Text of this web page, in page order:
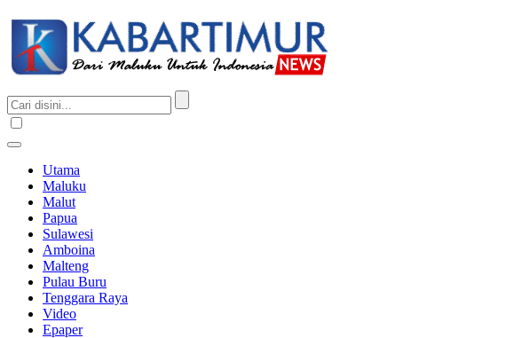
Utama
Maluku
Malut
Papua
Sulawesi
Amboina
Malteng
Pulau Buru
Tenggara Raya
Video
Epaper